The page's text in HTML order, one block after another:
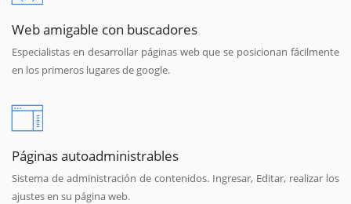
Web amigable con buscadores
Especialistas en desarrollar páginas web que se posicionan fácilmente
en los primeros lugares de google.
Páginas autoadministrables
Sistema de administración de contenidos. Ingresar, Editar, realizar los
ajustes en su página web.